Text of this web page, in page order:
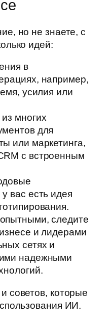
но не знаете, с
идей:
в
например,
усилия или
многих
для
или маркетинга,
с встроенным
вас есть идея
следите
и лидерами
сетях и
надежными
советов, которые
ИИ.